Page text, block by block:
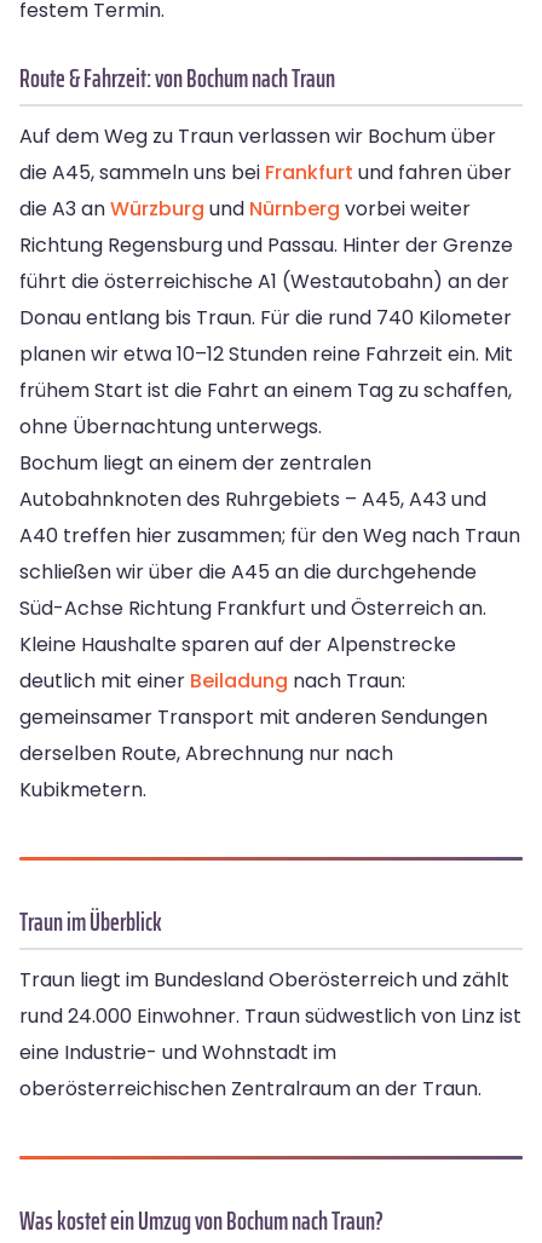
festem Termin.
Route & Fahrzeit: von Bochum nach Traun
Auf dem Weg zu Traun verlassen wir Bochum über
die A45, sammeln uns bei Frankfurt und fahren über
die A3 anWürzburg und Nürnberg vorbei weiter
Richtung Regensburg und Passau. Hinter der Grenze
führt die österreichische A1 (Westautobahn) an der
Donau entlang bis Traun. Für die rund 740 Kilometer
planen wir etwa 10–12 Stunden reine Fahrzeit ein. Mit
frühem Start ist die Fahrt an einem Tag zu schaffen,
ohne Übernachtung unterwegs.
Bochum liegt an einem der zentralen
Autobahnknoten des Ruhrgebiets – A45, A43 und
A40 treffen hier zusammen; für den Weg nach Traun
schließen wir über die A45 an die durchgehende
Süd-Achse Richtung Frankfurt und Österreich an.
Kleine Haushalte sparen auf der Alpenstrecke
deutlich mit einer Beiladung nach Traun:
gemeinsamer Transport mit anderen Sendungen
derselben Route, Abrechnung nur nach
Kubikmetern.
Traun im Überblick
Traun liegt im Bundesland Oberösterreich und zählt
rund 24.000 Einwohner. Traun südwestlich von Linz ist
eine Industrie- und Wohnstadt im
oberösterreichischen Zentralraum an der Traun.
Was kostet ein Umzug von Bochum nach Traun?